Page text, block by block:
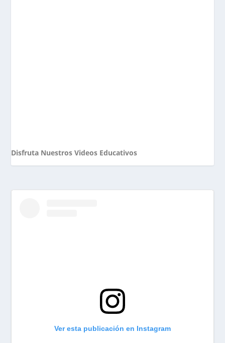
Disfruta Nuestros Videos Educativos
Ver esta publicación en Instagram